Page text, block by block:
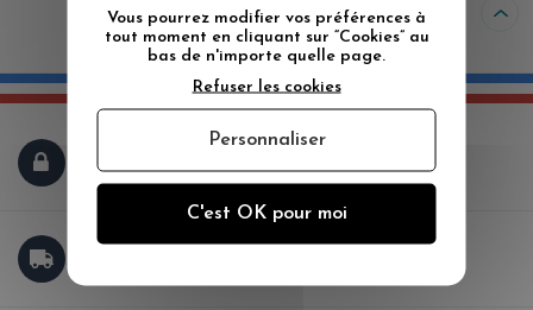
LIVRAISON GRATUITE
Vous pourrez modifier vos préférences à
tout moment en cliquant sur “Cookies” au
bas de n'importe quelle page.
C'est OK pour moi
Refuser les cookies
Personnaliser